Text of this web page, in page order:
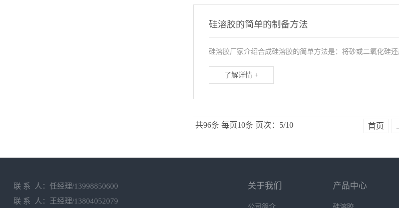
硅溶胶的简单的制备方法
硅溶胶厂家介绍合成硅溶胶的简单方法是：将砂或二氧化硅
了解详情 +
共96条 每页10条 页次：5/10 首页
联 系 人：任经理/13998850600
联 系 人：王经理/13804052079
关于我们 产品中心